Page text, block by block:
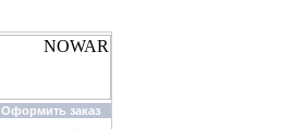
Оформить заказ